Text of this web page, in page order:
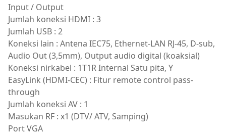
Input / Output
Jumlah koneksi HDMI : 3
Jumlah USB : 2
Koneksi lain : Antena IEC75, Ethernet-LAN RJ-45, D-sub,
Audio Out (3,5mm), Output audio digital (koaksial)
Koneksi nirkabel : 1T1R Internal Satu pita, Y
EasyLink (HDMI-CEC) : Fitur remote control pass-
through
Jumlah koneksi AV : 1
Masukan RF : x1 (DTV/ ATV, Samping)
Port VGA